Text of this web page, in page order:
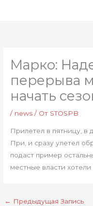
Марко:
перерыва
начать
/ news / От STOSPB
Прилетел в пятницу, в
При, и сразу улетел
подаст пример
местные власти хотели
← Предыдущая Запись